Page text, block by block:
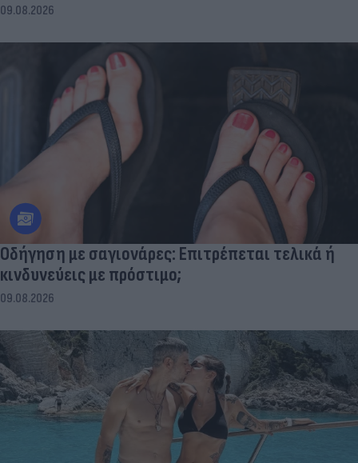
09.08.2026
Οδήγηση με σαγιονάρες: Επιτρέπεται τελικά ή
κινδυνεύεις με πρόστιμο;
09.08.2026